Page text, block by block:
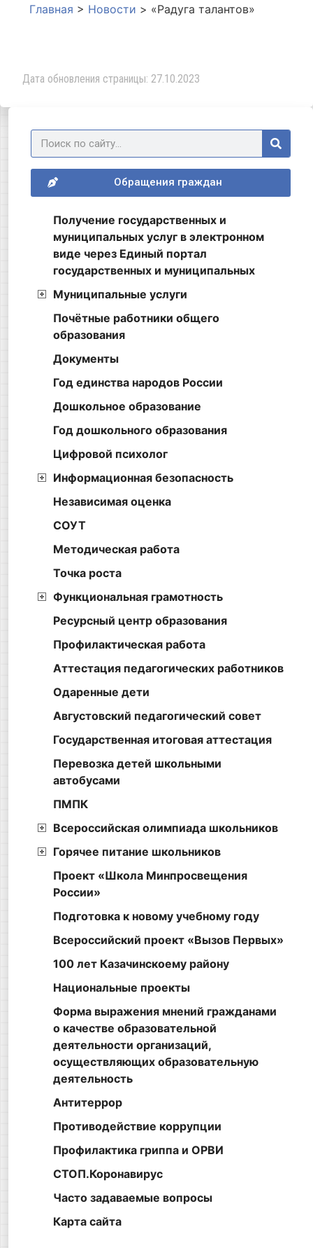
Главная > Новости > «Радуга талантов»
Дата обновления страницы: 27.10.2023
Обращения граждан
Получение государственных и
муниципальных услуг в электронном
виде через Единый портал
государственных и муниципальных
Муниципальные услуги
Почётные работники общего
образования
Документы
Год единства народов России
Дошкольное образование
Год дошкольного образования
Цифровой психолог
Информационная безопасность
Независимая оценка
СОУТ
Методическая работа
Точка роста
Функциональная грамотность
Ресурсный центр образования
Профилактическая работа
Аттестация педагогических работников
Одаренные дети
Августовский педагогический совет
Государственная итоговая аттестация
Перевозка детей школьными
автобусами
ПМПК
Всероссийская олимпиада школьников
Горячее питание школьников
Проект «Школа Минпросвещения
России»
Подготовка к новому учебному году
Всероссийский проект «Вызов Первых»
100 лет Казачинскоему району
Национальные проекты
Форма выражения мнений гражданами
о качестве образовательной
деятельности организаций,
осуществляющих образовательную
деятельность
Антитеррор
Противодействие коррупции
Профилактика гриппа и ОРВИ
СТОП.Коронавирус
Часто задаваемые вопросы
Карта сайта